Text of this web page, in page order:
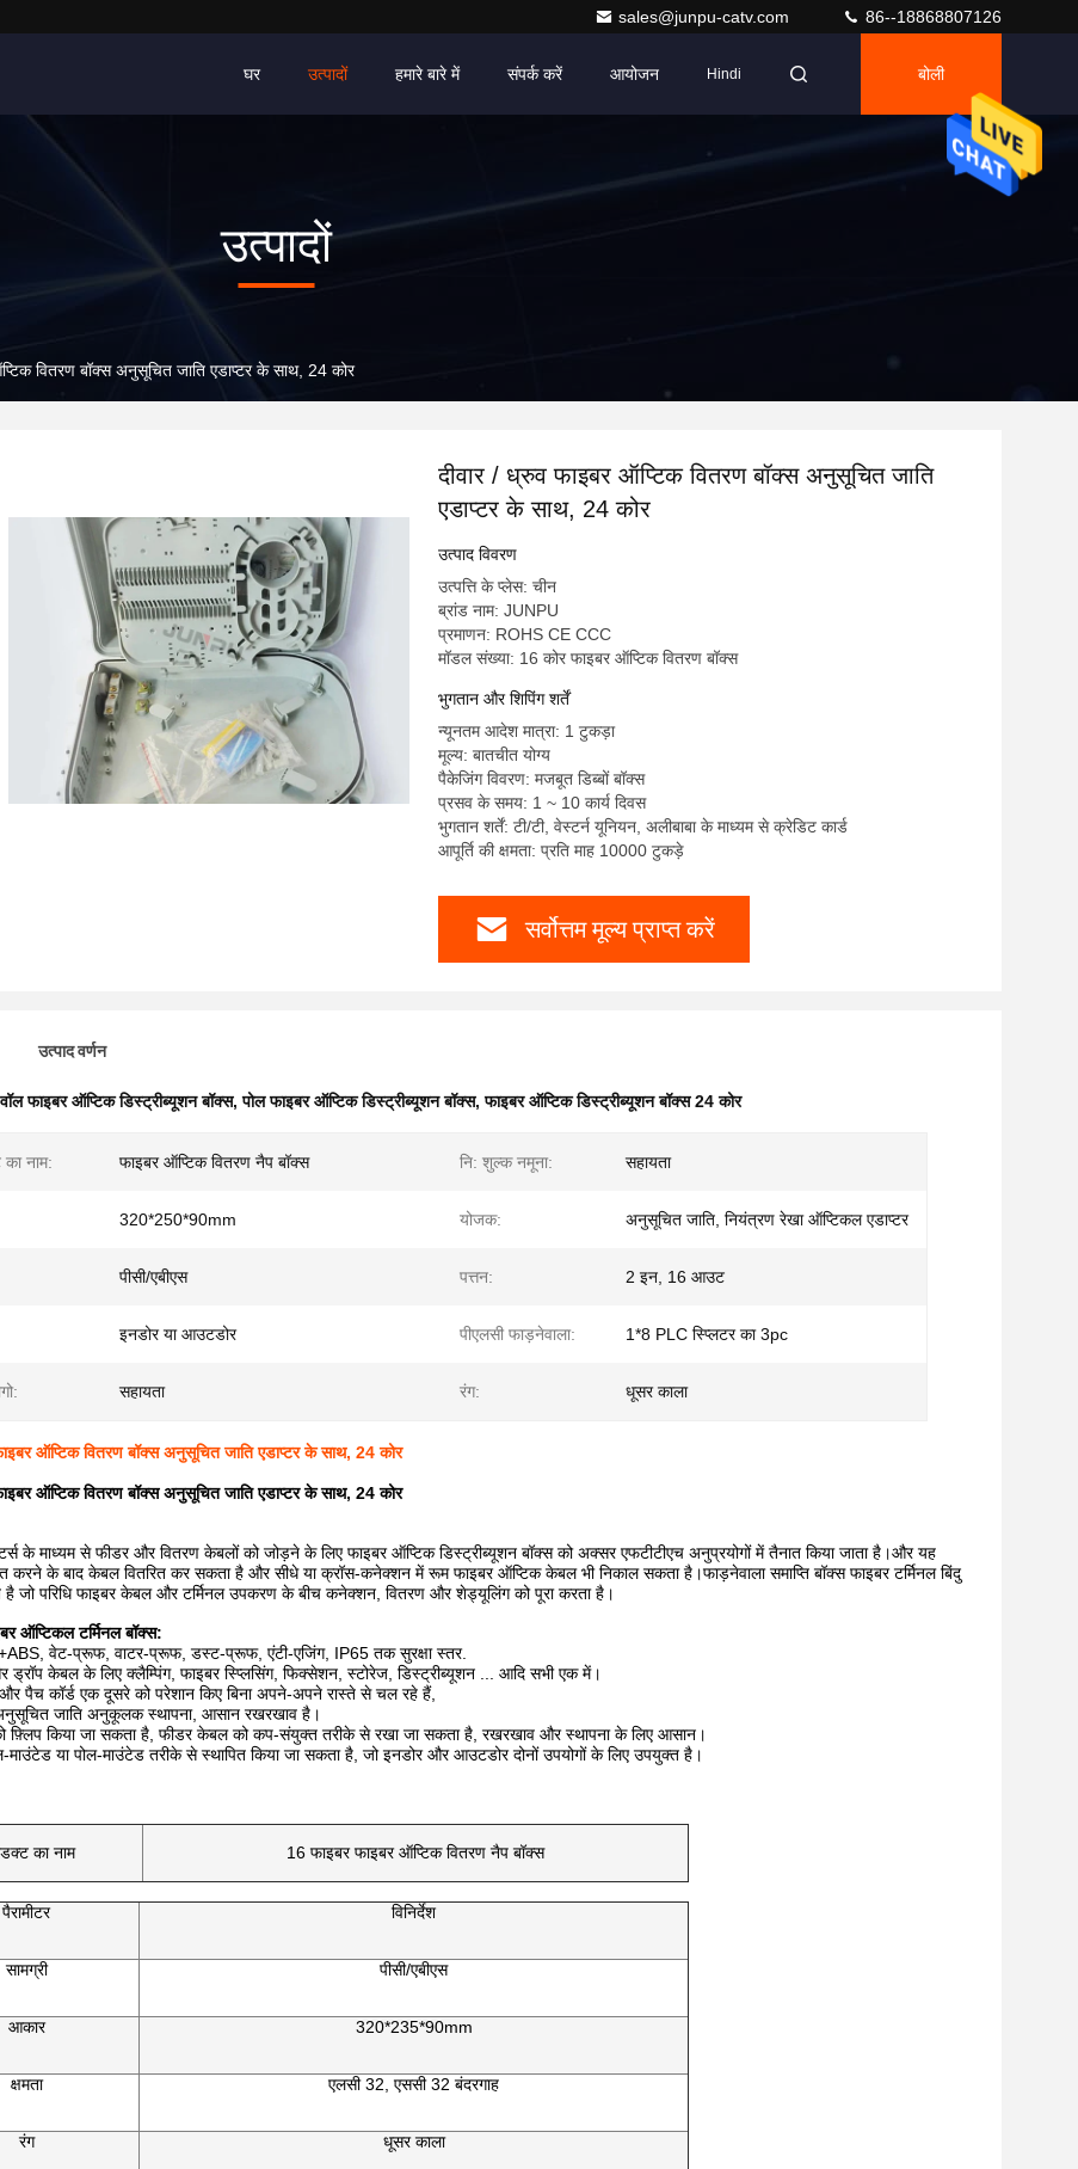
sales@junpu-catv.com 86--18868807126
घर उत्पादों हमारे बारे में संपर्क करें आयोजन Hindi बोली
उत्पादों
वितरण बॉक्स अनुसूचित जाति एडाप्टर के साथ, 24 कोर
दीवार / ध्रुव फाइबर ऑप्टिक वितरण बॉक्स अनुसूचित जाति
एडाप्टर के साथ, 24 कोर
उत्पाद विवरण
उत्पत्ति के प्लेस: चीन
ब्रांड नाम: JUNPU
प्रमाणन: ROHS CE CCC
मॉडल संख्या: 16 कोर फाइबर ऑप्टिक वितरण बॉक्स
भुगतान और शिपिंग शर्तें
न्यूनतम आदेश मात्रा: 1 टुकड़ा
मूल्य: बातचीत योग्य
पैकेजिंग विवरण: मजबूत डिब्बों बॉक्स
प्रसव के समय: 1 ~ 10 कार्य दिवस
भुगतान शर्तें: टी/टी, वेस्टर्न यूनियन, अलीबाबा के माध्यम से क्रेडिट कार्ड
आपूर्ति की क्षमता: प्रति माह 10000 टुकड़े
सर्वोत्तम मूल्य प्राप्त करें
उत्पाद वर्णन
वॉल फाइबर ऑप्टिक डिस्ट्रीब्यूशन बॉक्स,पोल फाइबर ऑप्टिक डिस्ट्रीब्यूशन बॉक्स,फाइबर ऑप्टिक डिस्ट्रीब्यूशन बॉक्स 24 कोर
का नाम: फाइबर ऑप्टिक वितरण नैप बॉक्स नि: शुल्क नमूना: सहायता
320*250*90mm योजक: अनुसूचित जाति, नियंत्रण रेखा ऑप्टिकल एडाप्टर
पीसी/एबीएस पत्तन: 2 इन, 16 आउट
इनडोर या आउटडोर पीएलसी फाड़नेवाला: 1*8 PLC स्प्लिटर का 3pc
सहायता रंग: धूसर काला
ऑप्टिक वितरण बॉक्स अनुसूचित जाति एडाप्टर के साथ, 24 कोर
ऑप्टिक वितरण बॉक्स अनुसूचित जाति एडाप्टर के साथ, 24 कोर
के माध्यम से फीडर और वितरण केबलों को जोड़ने के लिए फाइबर ऑप्टिक डिस्ट्रीब्यूशन बॉक्स को अक्सर एफटीटीएच अनुप्रयोगों में तैनात किया जाता है।और यह
करने के बाद केबल वितरित कर सकता है और सीधे या क्रॉस-कनेक्शन में रूम फाइबर ऑप्टिक केबल भी निकाल सकता है।फाड़नेवाला समाप्ति बॉक्स फाइबर टर्मिनल बिंदु
जो परिधि फाइबर केबल और टर्मिनल उपकरण के बीच कनेक्शन, वितरण और शेड्यूलिंग को पूरा करता है।
ऑप्टिकल टर्मिनल बॉक्स:
वेट-प्रूफ, वाटर-प्रूफ, डस्ट-प्रूफ, एंटी-एजिंग, IP65 तक सुरक्षा स्तर.
केबल के लिए क्लैम्पिंग, फाइबर स्प्लिसिंग, फिक्सेशन, स्टोरेज, डिस्ट्रीब्यूशन ... आदि सभी एक में।
पैच कॉर्ड एक दूसरे को परेशान किए बिना अपने-अपने रास्ते से चल रहे हैं,
जाति अनुकूलक स्थापना, आसान रखरखाव है।
फ़्लिप किया जा सकता है, फीडर केबल को कप-संयुक्त तरीके से रखा जा सकता है, रखरखाव और स्थापना के लिए आसान।
माउंटेड या पोल-माउंटेड तरीके से स्थापित किया जा सकता है, जो इनडोर और आउटडोर दोनों उपयोगों के लिए उपयुक्त है।
का नाम 16 फाइबर फाइबर ऑप्टिक वितरण नैप बॉक्स
पैरामीटर विनिर्देश
सामग्री पीसी/एबीएस
आकार 320*235*90mm
क्षमता एलसी 32, एससी 32 बंदरगाह
रंग धूसर काला